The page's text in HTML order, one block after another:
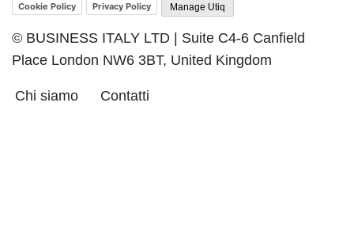
Cookie Policy Privacy Policy Manage Utiq
© BUSINESS ITALY LTD | Suite C4-6 Canfield
Place London NW6 3BT, United Kingdom
Chi siamo Contatti